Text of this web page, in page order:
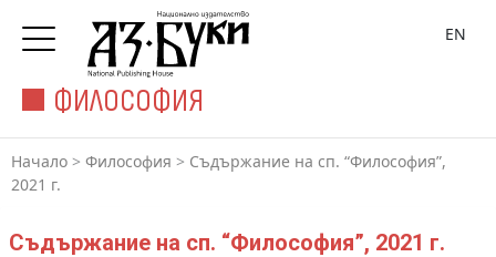
ФИЛОСОФИЯ
EN
Начало > Философия > Съдържание на сп. “Философия”,
2021 г.
Съдържание на сп. “Философия”, 2021 г.